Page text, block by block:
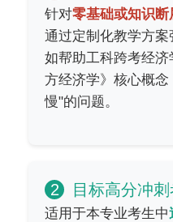
针对零基础或知识断
通过定制化教学方案
如帮助工科跨考经
方经济学》核心概
慢"的问题。
2 目标高分冲刺
适用于本专业考生中